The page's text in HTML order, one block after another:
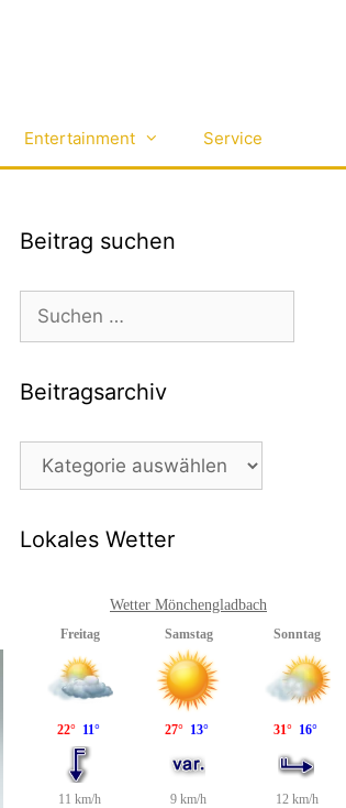
Entertainment Service
Beitrag suchen
Suchen
nach:
Beitragsarchiv
Beitragsarchiv
Lokales Wetter
Wetter Mönchengladbach